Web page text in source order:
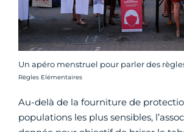
Un apéro menstruel pour parler des
Crédit photo :
Règles Elémentaires
Au-delà de la fourniture de
populations les plus sensibles,